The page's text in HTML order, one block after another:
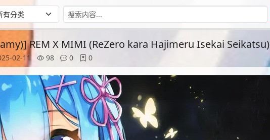
REM X MIMI (ReZero kara Hajimeru Isekai Seikatsu)
02-11 98 0 0